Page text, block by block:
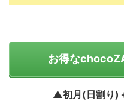
お得な
▲初月(日割り)